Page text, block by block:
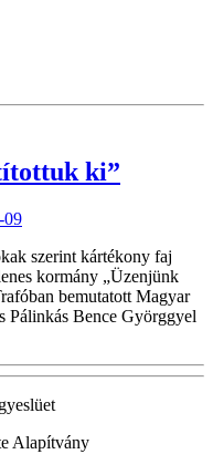
ki”
09
szerint kártékony faj
kormány „Üzenjünk
bemutatott Magyar
Pálinkás Bence Györggyel
Alapítvány